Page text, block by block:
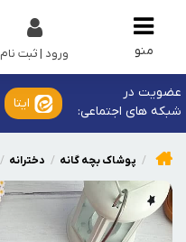
منو ورود | ثبت نام
عضویت در
شبکه های اجتماعی:
ایتا
پوشاک بچه گانه دخترانه